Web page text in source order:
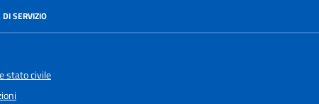
DI SERVIZIO
stato civile